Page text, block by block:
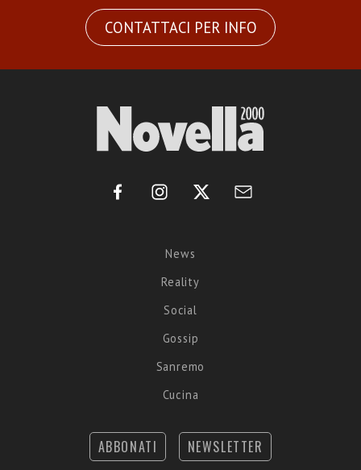
CONTATTACI PER INFO
News
Reality
Social
Gossip
Sanremo
Cucina
ABBONATI NEWSLETTER